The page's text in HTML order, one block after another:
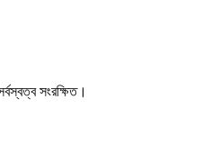
সংরক্ষিত।